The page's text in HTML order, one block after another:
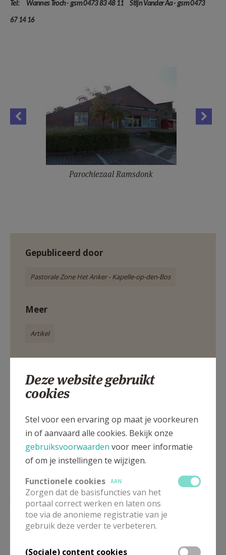
Tel: Wannes Troch - gsm 0473 83 48 11Stijn Vander Aa - gsm 0473
67 14 16
Parochiezaal Ramsdonk
Gepubliceerd door
Pastorale Zone Het Anker - Kapelle-op-den-Bos
Meer
Artikel
Lees meer
Deze website gebruikt
cookies
Stel voor een ervaring op maat je voorkeuren
in of aanvaard alle cookies. Bekijk onze
gebruiksvoorwaarden voor meer informatie
of om je instellingen te wijzigen.
Functionele cookies
AAN
Zorgen dat de basisfuncties van het
portaal correct werken en laten ons
toe via de anonieme registratie van je
gebruik deze verder te verbeteren.
(Sociale) content cookies